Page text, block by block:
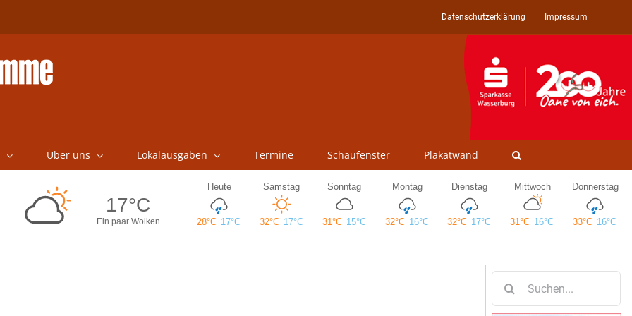
Datenschutzerklärung Impressum
Über uns Lokalausgaben Termine Schaufenster Plakatwand
nach: